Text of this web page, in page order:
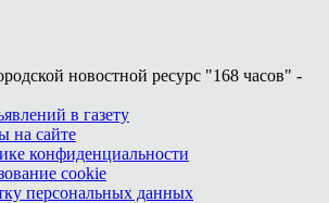
новостной ресурс "168 часов" -
в газету
на сайте
конфиденциальности
cookie
персональных данных